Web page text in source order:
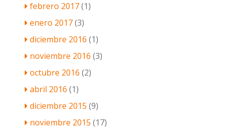
febrero 2017(1)
enero 2017(3)
diciembre 2016 (1)
noviembre 2016 (3)
octubre 2016 (2)
abril 2016 (1)
diciembre 2015 (9)
noviembre 2015 (17)